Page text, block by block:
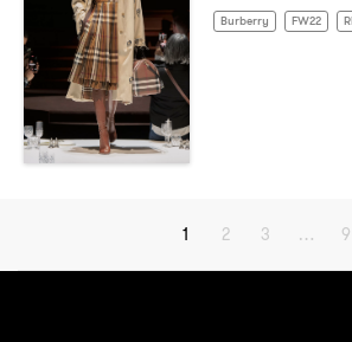
Burberry FW22
1 2 3 … 9